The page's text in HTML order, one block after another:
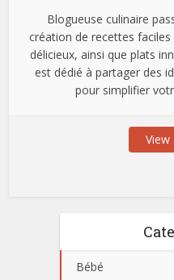
Blogueuse culinaire
création de recettes
délicieux, ainsi que plats
est dédié à partager des
pour simplifier
View
Bébé